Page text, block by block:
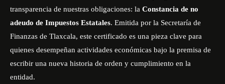
transparencia de nuestras obligaciones: la Constancia de no
adeudo de Impuestos Estatales. Emitida por la Secretaría de
Finanzas de Tlaxcala, este certificado es una pieza clave para
quienes desempeñan actividades económicas bajo la premisa de
escribir una nueva historia de orden y cumplimiento en la
entidad.